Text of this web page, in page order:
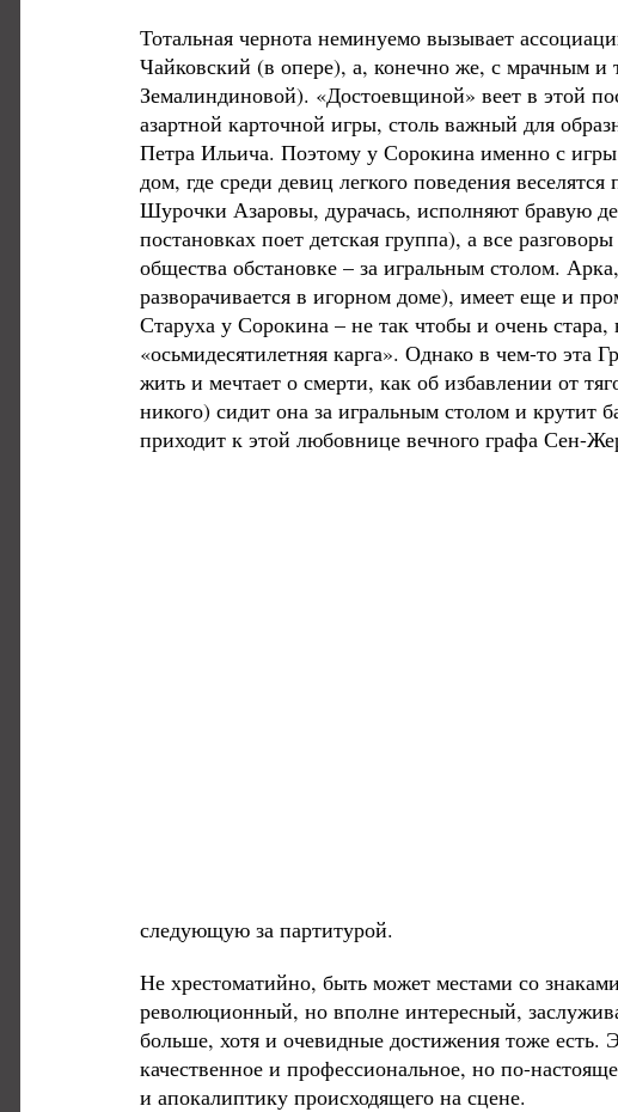
Тотальная чернота неминуемо вызывает
Чайковский (в опере), а, конечно же, с мрачным и
Земалиндиновой). «Достоевщиной» веет в этой
азартной карточной игры, столь важный для
Петра Ильича. Поэтому у Сорокина именно с
дом, где среди девиц легкого поведения
Шурочки Азаровы, дурачась, исполняют бравую
постановках поет детская группа), а все
общества обстановке – за игральным столом.
разворачивается в игорном доме), имеет еще и
Старуха у Сорокина – не так чтобы и очень
«осьмидесятилетняя карга». Однако в чем-то эта
жить и мечтает о смерти, как об избавлении от
никого) сидит она за игральным столом и крутит
приходит к этой любовнице вечного графа Сен-
следующую за партитурой.
Не хрестоматийно, быть может местами со
революционный, но вполне интересный,
больше, хотя и очевидные достижения тоже есть.
качественное и профессиональное, но по-
и апокалиптику происходящего на сцене.